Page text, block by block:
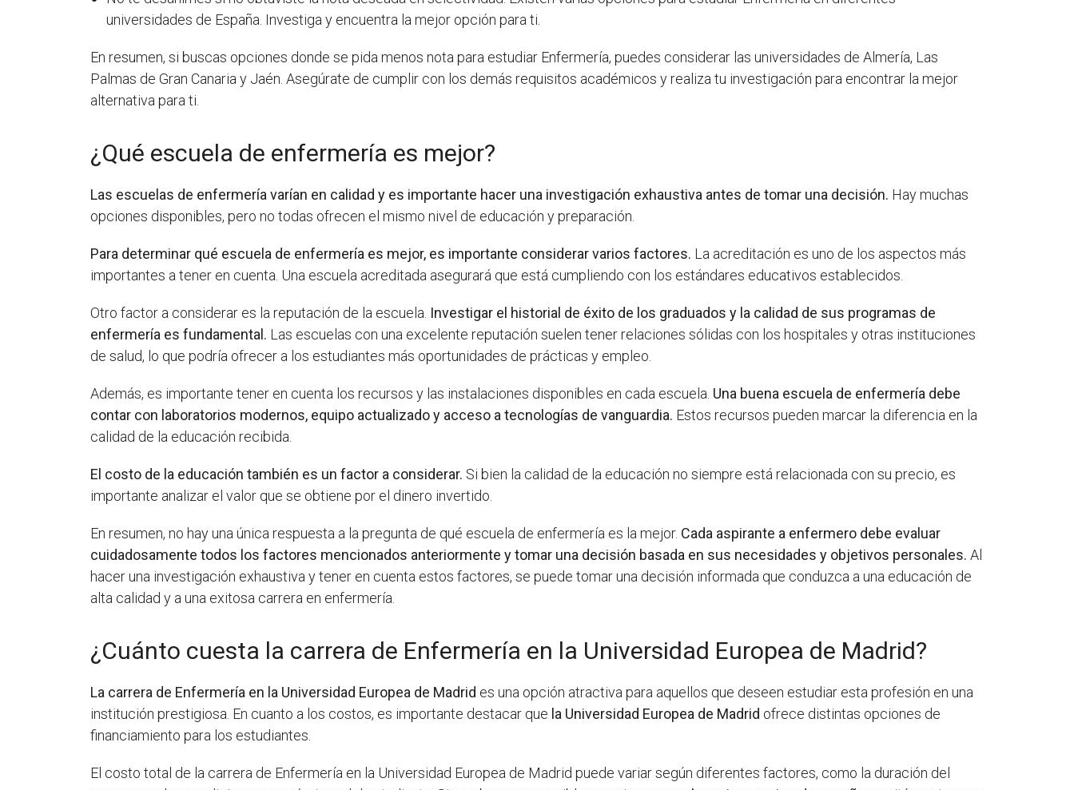
universidades de España. Investiga y encuentra la mejor opción para ti.
En resumen, si buscas opciones donde se pida menos nota para estudiar Enfermería, puedes considerar las universidades de Almería, Las
Palmas de Gran Canaria y Jaén. Asegúrate de cumplir con los demás requisitos académicos y realiza tu investigación para encontrar la mejor
alternativa para ti.
¿Qué escuela de enfermería es mejor?
Las escuelas de enfermería varían en calidad y es importante hacer una investigación exhaustiva antes de tomar una decisión. Hay muchas
opciones disponibles, pero no todas ofrecen el mismo nivel de educación y preparación.
Para determinar qué escuela de enfermería es mejor, es importante considerar varios factores. La acreditación es uno de los aspectos más
importantes a tener en cuenta. Una escuela acreditada asegurará que está cumpliendo con los estándares educativos establecidos.
Otro factor a considerar es la reputación de la escuela. Investigar el historial de éxito de los graduados y la calidad de sus programas de
enfermería es fundamental. Las escuelas con una excelente reputación suelen tener relaciones sólidas con los hospitales y otras instituciones
de salud, lo que podría ofrecer a los estudiantes más oportunidades de prácticas y empleo.
Además, es importante tener en cuenta los recursos y las instalaciones disponibles en cada escuela. Una buena escuela de enfermería debe
contar con laboratorios modernos, equipo actualizado y acceso a tecnologías de vanguardia. Estos recursos pueden marcar la diferencia en la
calidad de la educación recibida.
El costo de la educación también es un factor a considerar. Si bien la calidad de la educación no siempre está relacionada con su precio, es
importante analizar el valor que se obtiene por el dinero invertido.
En resumen, no hay una única respuesta a la pregunta de qué escuela de enfermería es la mejor. Cada aspirante a enfermero debe evaluar
cuidadosamente todos los factores mencionados anteriormente y tomar una decisión basada en sus necesidades y objetivos personales. Al
hacer una investigación exhaustiva y tener en cuenta estos factores, se puede tomar una decisión informada que conduzca a una educación de
alta calidad y a una exitosa carrera en enfermería.
¿Cuánto cuesta la carrera de Enfermería en la Universidad Europea de Madrid?
La carrera de Enfermería en la Universidad Europea de Madrid es una opción atractiva para aquellos que deseen estudiar esta profesión en una
institución prestigiosa. En cuanto a los costos, es importante destacar que la Universidad Europea de Madrid ofrece distintas opciones de
financiamiento para los estudiantes.
El costo total de la carrera de Enfermería en la Universidad Europea de Madrid puede variar según diferentes factores, como la duración del